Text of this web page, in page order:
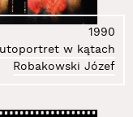
1990
w kątach
Robakowski Józef